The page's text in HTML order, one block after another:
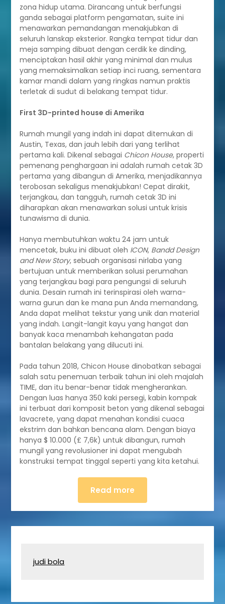
zona hidup utama. Dirancang untuk berfungsi
ganda sebagai platform pengamatan, suite ini
menawarkan pemandangan menakjubkan di
seluruh lanskap eksterior. Rangka tempat tidur dan
meja samping dibuat dengan cerdik ke dinding,
menciptakan hasil akhir yang minimal dan mulus
yang memaksimalkan setiap inci ruang, sementara
kamar mandi dalam yang ringkas namun praktis
terletak di sudut di belakang tempat tidur.
First 3D-printed house di Amerika
Rumah mungil yang indah ini dapat ditemukan di
Austin, Texas, dan jauh lebih dari yang terlihat
pertama kali. Dikenal sebagai Chicon House, properti
pemenang penghargaan ini adalah rumah cetak 3D
pertama yang dibangun di Amerika, menjadikannya
terobosan sekaligus menakjubkan! Cepat dirakit,
terjangkau, dan tangguh, rumah cetak 3D ini
diharapkan akan menawarkan solusi untuk krisis
tunawisma di dunia.
Hanya membutuhkan waktu 24 jam untuk
mencetak, buku ini dibuat oleh ICON, Bandd Design
and New Story, sebuah organisasi nirlaba yang
bertujuan untuk memberikan solusi perumahan
yang terjangkau bagi para pengungsi di seluruh
dunia. Desain rumah ini terinspirasi oleh warna-
warna gurun dan ke mana pun Anda memandang,
Anda dapat melihat tekstur yang unik dan material
yang indah. Langit-langit kayu yang hangat dan
banyak kaca menambah kehangatan pada
bantalan belakang yang dilucuti ini.
Pada tahun 2018, Chicon House dinobatkan sebagai
salah satu penemuan terbaik tahun ini oleh majalah
TIME, dan itu benar-benar tidak mengherankan.
Dengan luas hanya 350 kaki persegi, kabin kompak
ini terbuat dari komposit beton yang dikenal sebagai
lavacrete, yang dapat menahan kondisi cuaca
ekstrim dan bahkan bencana alam. Dengan biaya
hanya $ 10.000 (£ 7,6k) untuk dibangun, rumah
mungil yang revolusioner ini dapat mengubah
konstruksi tempat tinggal seperti yang kita ketahui.
Read more
judi bola